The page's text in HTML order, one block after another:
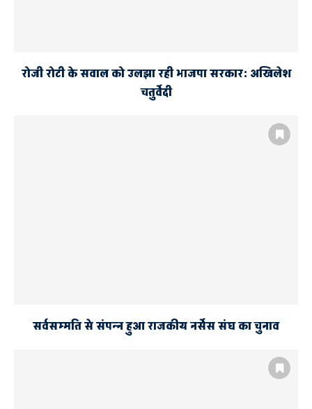
रोजी रोटी के सवाल को उलझा रही भाजपा सरकार: अखिलेश
चतुर्वेदी
सर्वसम्मति से संपन्न हुआ राजकीय नर्सेस संघ का चुनाव